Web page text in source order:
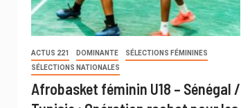
ACTUS 221 DOMINANTE
SÉLECTIONS FÉMININES
SÉLECTIONS NATIONALES
Afrobasket féminin U18 – Sénégal /